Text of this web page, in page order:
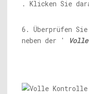
. Klicken Sie
6. Überprüfen
neben der '